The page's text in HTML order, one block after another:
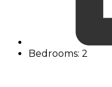
Bedrooms: 2